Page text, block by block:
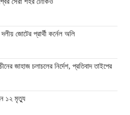
দলীয় জোটের প্রার্থী কর্নেল অলি
জাহাজ চলাচলের নির্দেশ, প্রতিবাদ তাইপের
১২ মৃত্যু